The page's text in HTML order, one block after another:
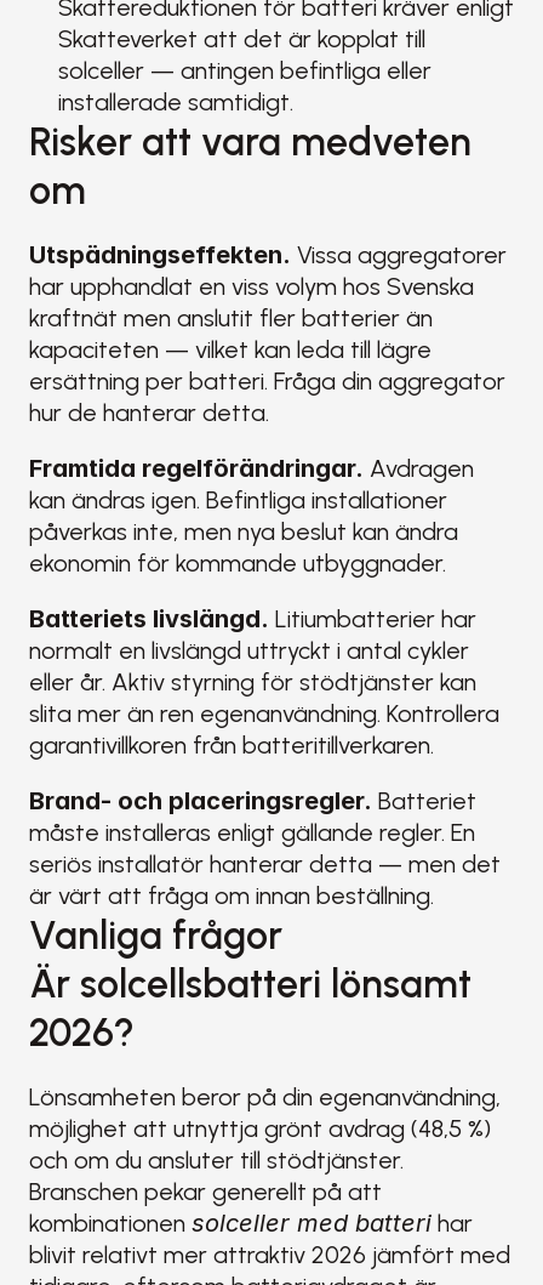
Skattereduktionen för batteri kräver enligt
Skatteverket att det är kopplat till
solceller — antingen befintliga eller
installerade samtidigt.
Risker att vara medveten
om
Utspädningseffekten. Vissa aggregatorer
har upphandlat en viss volym hos Svenska
kraftnät men anslutit fler batterier än
kapaciteten — vilket kan leda till lägre
ersättning per batteri. Fråga din aggregator
hur de hanterar detta.
Framtida regelförändringar. Avdragen
kan ändras igen. Befintliga installationer
påverkas inte, men nya beslut kan ändra
ekonomin för kommande utbyggnader.
Batteriets livslängd. Litiumbatterier har
normalt en livslängd uttryckt i antal cykler
eller år. Aktiv styrning för stödtjänster kan
slita mer än ren egenanvändning. Kontrollera
garantivillkoren från batteritillverkaren.
Brand- och placeringsregler. Batteriet
måste installeras enligt gällande regler. En
seriös installatör hanterar detta — men det
är värt att fråga om innan beställning.
Vanliga frågor
Är solcellsbatteri lönsamt
2026?
Lönsamheten beror på din egenanvändning,
möjlighet att utnyttja grönt avdrag (48,5 %)
och om du ansluter till stödtjänster.
Branschen pekar generellt på att
kombinationen solceller med batteri har
blivit relativt mer attraktiv 2026 jämfört med